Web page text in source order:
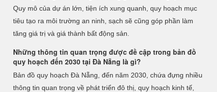
Quy mô của dự án lớn, tiện ích xung quanh, quy hoạch mục
tiêu tạo ra môi trường an ninh, sạch sẽ cũng góp phần làm
tăng giá trị và giá thành bất động sản.
Những thông tin quan trọng được đề cập trong bản đồ
quy hoạch đến 2030 tại Đà Nẵng là gì?
Bản đồ quy hoạch Đà Nẵng, đến năm 2030, chứa đựng nhiều
thông tin quan trọng về phát triển đô thị, quy hoạch kinh tế,